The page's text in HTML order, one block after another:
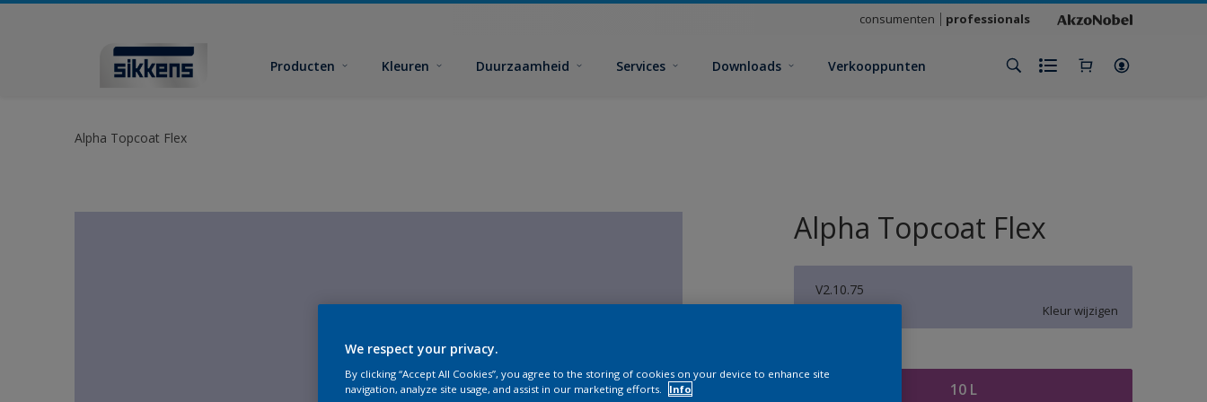
consumenten professionals
Producten Kleuren Duurzaamheid Services Downloads Verkooppunten
Alpha Topcoat Flex
Alpha Topcoat Flex
V2.10.75
Kleur wijzigen
10 L
We respect your privacy.
By clicking “Accept All Cookies”, you agree to the storing of cookies on your device to enhance site
navigation, analyze site usage, and assist in our marketing efforts.
Info